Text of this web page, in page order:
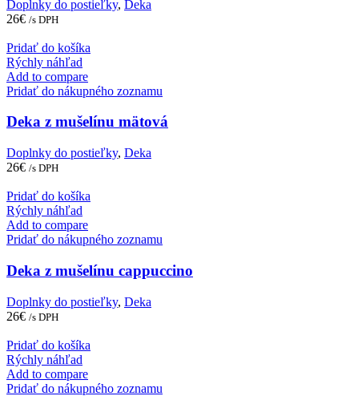
Doplnky do postieľky, Deka
26€ /s DPH
Pridať do košíka
Rýchly náhľad
Add to compare
Pridať do nákupného zoznamu
Deka z mušelínu mätová
Doplnky do postieľky, Deka
26€ /s DPH
Pridať do košíka
Rýchly náhľad
Add to compare
Pridať do nákupného zoznamu
Deka z mušelínu cappuccino
Doplnky do postieľky, Deka
26€ /s DPH
Pridať do košíka
Rýchly náhľad
Add to compare
Pridať do nákupného zoznamu